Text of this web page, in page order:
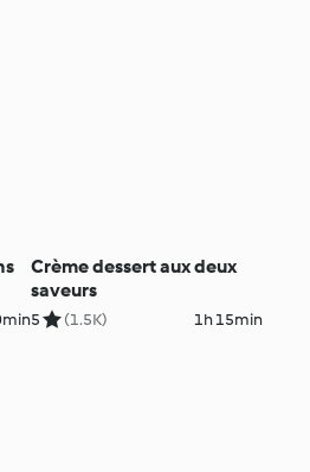
Crème dessert aux deux
saveurs
5 (1.5K) 1h 15min